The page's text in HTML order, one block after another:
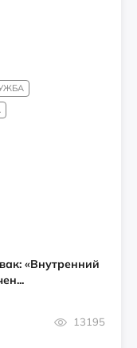
«Внутренний
13195